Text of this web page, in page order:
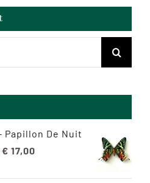
Papillon De Nuit
€ 17,00